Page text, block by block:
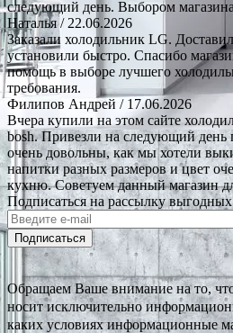
следующий день. Выбором
Наталья/ 22.06.2026
Заказали холодильник LG.
установили быстро. Спасибо
помощь в выборе лучшего
требования.
Филипов Андрей / 17.06.2026
Вчера купили на этом сайте
bosh. Привезли на следующий день
очень довольны, как мы хотели
напитки разных размеров и цвет
кухню. Советуем данный магазин
Подписаться на рассылку
Подписаться
Обращаем Ваше внимание на то,
носит исключительно
каких условиях информационные